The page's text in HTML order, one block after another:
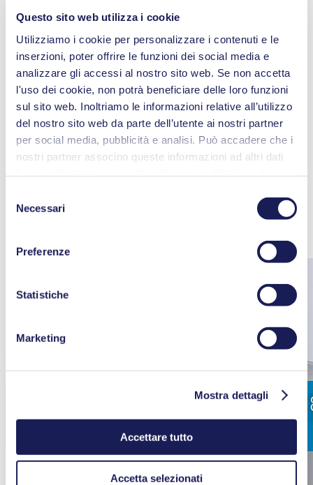
Questo sito web utilizza i cookie
Utilizziamo i cookie per personalizzare i contenuti e le
inserzioni, poter offrire le funzioni dei social media e
analizzare gli accessi al nostro sito web. Se non accetta
l'uso dei cookie, non potrà beneficiare delle loro funzioni
sul sito web. Inoltriamo le informazioni relative all’utilizzo
del nostro sito web da parte dell’utente ai nostri partner
per social media, pubblicità e analisi. Può accadere che i
nostri partner associno queste informazioni ad altri dati
qualsiasi momento facendo clic su “Cookies” alla fine del
Maggiori informazioni sui cookie utilizzati, sui loro scopi,
sulla base giuridica e sulla durata del salvataggio sono
delNecessari
Preferenze
Statistiche
Marketing
Mostra dettagli
Accettare tutto
Accetta selezionati
Manuali d’uso LABOPORT® N 820 G
PDF (5 MB) - Manuali d’uso - Italiano
3D CAD Model LABOPORT® N 820 G
ZIP (58 MB) - File CAD - Inglese
Connettore per tubo
Kit parti di ricambio N 820 G